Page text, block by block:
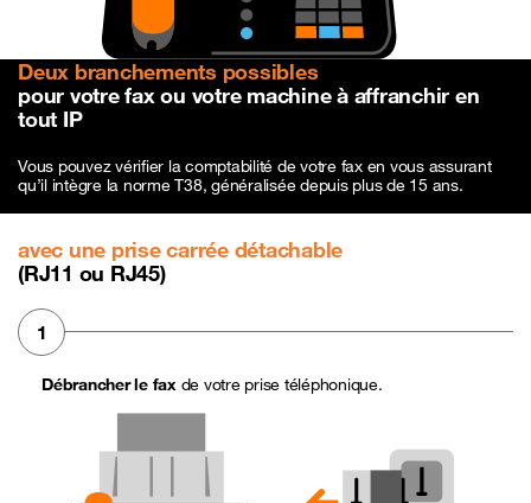
Deux branchements possibles
pour votre fax ou votre machine à affranchir en
tout IP
Vous pouvez vérifier la comptabilité de votre fax en vous assurant
qu’il intègre la norme T38, généralisée depuis plus de 15 ans.
avec une prise carrée détachable
(RJ11 ou RJ45)
1
Débrancher le faxde votre prise téléphonique.